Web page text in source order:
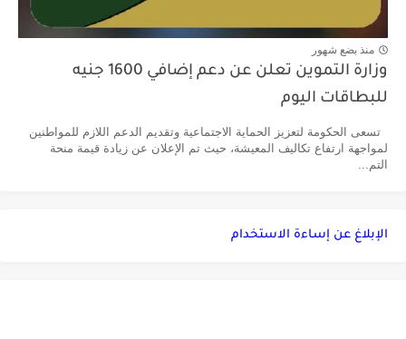
منذ بضع شهور
وزارة التموين تعلن عن دعم إضافي 1600 جنيه
للبطاقات اليوم
تسعى الحكومة لتعزيز الحماية الاجتماعية وتقديم الدعم اللازم للمواطنين
لمواجهة ارتفاع تكاليف المعيشة، حيث تم الإعلان عن زيادة قيمة منحة
التم...
الإبلاغ عن إساءة الاستخدام